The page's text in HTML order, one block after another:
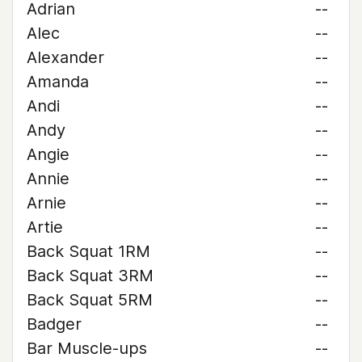
Adrian
--
Alec
--
Alexander
--
Amanda
--
Andi
--
Andy
--
Angie
--
Annie
--
Arnie
--
Artie
--
Back Squat 1RM
--
Back Squat 3RM
--
Back Squat 5RM
--
Badger
--
Bar Muscle-ups
--